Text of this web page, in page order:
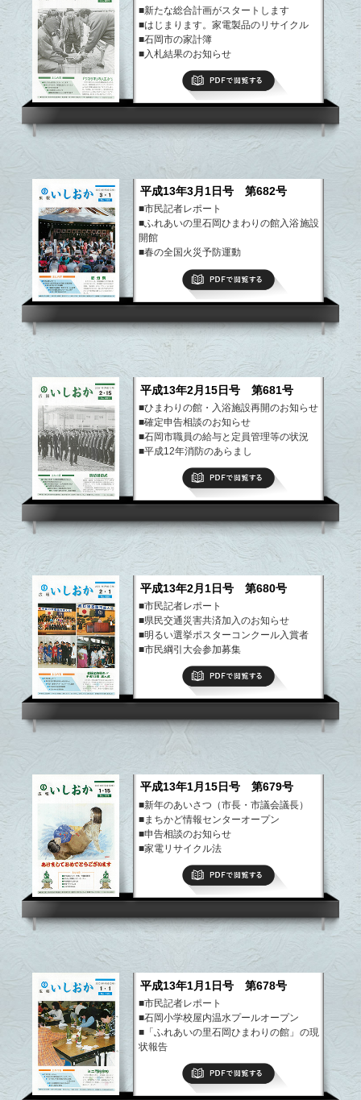
■新たな総合計画がスタートします
■はじまります。家電製品のリサイクル
■石岡市の家計簿
■入札結果のお知らせ
■軽自動車税にかかる変更手続き
平成13年3月1日号 第682号
■市民記者レポート
■ふれあいの里石岡ひまわりの館入浴施設
開館
■春の全国火災予防運動
■「家庭の日」図画・作文コンクール入賞
■在宅介護支援センターのご案内
など
平成13年2月15日号 第681号
■ひまわりの館・入浴施設再開のお知らせ
■確定申告相談のお知らせ
■石岡市職員の給与と定員管理等の状況
■平成12年消防のあらまし
■都市計画法・建築基準法の改正
■赤い羽根・歳末助け合い募金の報告
平成13年2月1日号 第680号
■市民記者レポート
■県民交通災害共済加入のお知らせ
■明るい選挙ポスターコンクール入賞者
■市民綱引大会参加募集
■吉永みち子講演会
平成13年1月15日号 第679号
■新年のあいさつ（市長・市議会議長）
■まちかど情報センターオープン
■申告相談のお知らせ
■家電リサイクル法
■生涯学習講演会
PDFで閲覧する
平成13年1月1日号 第678号
■市民記者レポート
■石岡小学校屋内温水プールオープン
■「ふれあいの里石岡ひまわりの館」の現
状報告
■老人保健制度が改正されます
■成人式のご案内
PDFで閲覧する